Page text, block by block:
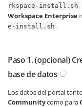
rkspace-install.sh
Workspace Enterprise
e-install.sh .
Paso 1. (opcional)
base de datos
Los datos del portal
Communitycomo para